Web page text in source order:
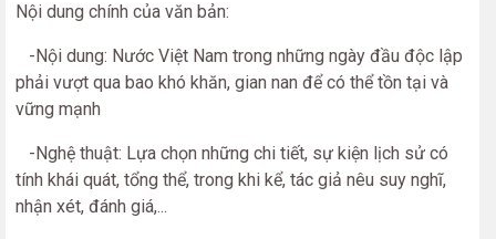
Nội dung chính của văn bản:
-Nội dung: Nước Việt Nam trong những ngày đầu độc lập
phải vượt qua bao khó khăn, gian nan để có thể tồn tại và
vững mạnh
-Nghệ thuật: Lựa chọn những chi tiết, sự kiện lịch sử có
tính khái quát, tổng thể, trong khi kể, tác giả nêu suy nghĩ,
nhận xét, đánh giá,...